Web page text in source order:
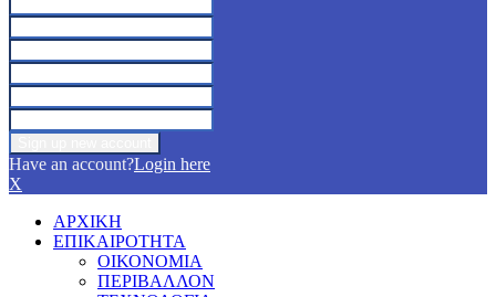
Have an account?Login here
X
ΑΡΧΙΚΗ
ΕΠΙΚΑΙΡΟΤΗΤΑ
ΟΙΚΟΝΟΜΙΑ
ΠΕΡΙΒΑΛΛΟΝ